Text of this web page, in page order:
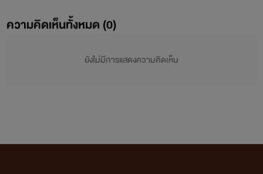
ความคิดเห็นทั้งหมด (0)
ยังไม่มีการแสดงความคิดเห็น